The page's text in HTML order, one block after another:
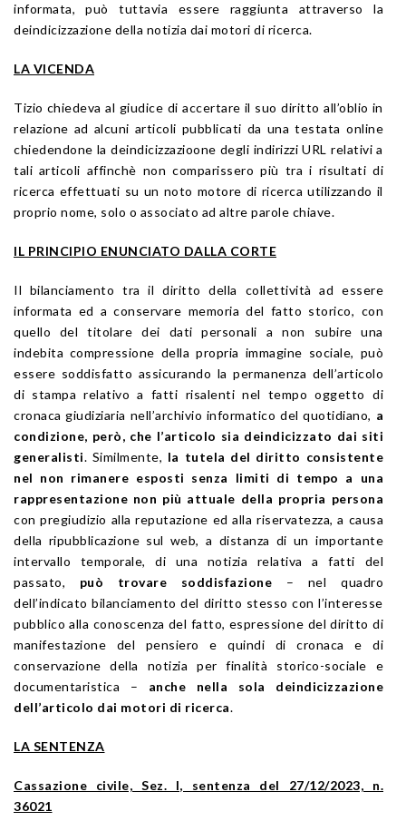
informata, può tuttavia essere raggiunta attraverso la
deindicizzazione della notizia dai motori di ricerca.
LA VICENDA
Tizio chiedeva al giudice di accertare il suo diritto all’oblio in
relazione ad alcuni articoli pubblicati da una testata online
chiedendone la deindicizzazioone degli indirizzi URL relativi a
tali articoli affinchè non comparissero più tra i risultati di
ricerca effettuati su un noto motore di ricerca utilizzando il
proprio nome, solo o associato ad altre parole chiave.
IL PRINCIPIO ENUNCIATO DALLA CORTE
Il bilanciamento tra il diritto della collettività ad essere
informata ed a conservare memoria del fatto storico, con
quello del titolare dei dati personali a non subire una
indebita compressione della propria immagine sociale, può
essere soddisfatto assicurando la permanenza dell’articolo
di stampa relativo a fatti risalenti nel tempo oggetto di
cronaca giudiziaria nell’archivio informatico del quotidiano, a
condizione, però, che l’articolo sia deindicizzato dai siti
generalisti. Similmente, la tutela del diritto consistente
nel non rimanere esposti senza limiti di tempo a una
rappresentazione non più attuale della propria persona
con pregiudizio alla reputazione ed alla riservatezza, a causa
della ripubblicazione sul web, a distanza di un importante
intervallo temporale, di una notizia relativa a fatti del
passato, può trovare soddisfazione – nel quadro
dell’indicato bilanciamento del diritto stesso con l’interesse
pubblico alla conoscenza del fatto, espressione del diritto di
manifestazione del pensiero e quindi di cronaca e di
conservazione della notizia per finalità storico-sociale e
documentaristica – anche nella sola deindicizzazione
dell’articolo dai motori di ricerca.
LA SENTENZA
Cassazione civile, Sez. I, sentenza del 27/12/2023, n.
36021